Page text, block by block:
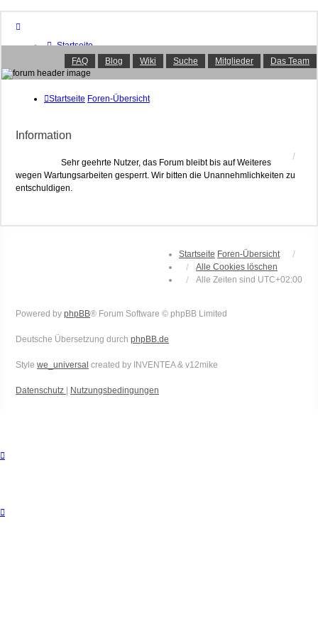
Startseite
Foren-Übersicht
FAQ
Suche
Aktive Themen
Das Team
FAQ Blog Wiki Suche Mitglieder Das Team
Startseite Foren-Übersicht
Information
Sehr geehrte Nutzer, das Forum bleibt bis auf Weiteres
wegen Wartungsarbeiten gesperrt. Wir bitten die Unannehmlichkeiten zu
entschuldigen.
Startseite Foren-Übersicht
Alle Cookies löschen
Alle Zeiten sind UTC+02:00
Powered by phpBB® Forum Software © phpBB Limited
Deutsche Übersetzung durch phpBB.de
Style we_universal created by INVENTEA & v12mike
Datenschutz Nutzungsbedingungen